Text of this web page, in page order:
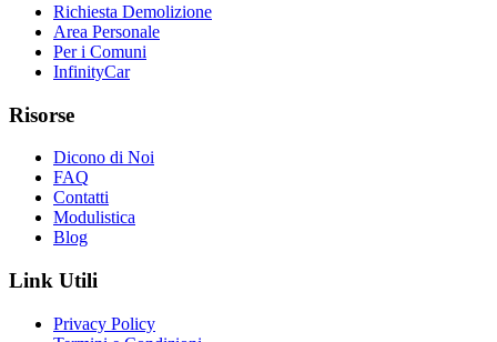
Richiesta Demolizione
Area Personale
Per i Comuni
InfinityCar
Risorse
Dicono di Noi
FAQ
Contatti
Modulistica
Blog
Link Utili
Privacy Policy